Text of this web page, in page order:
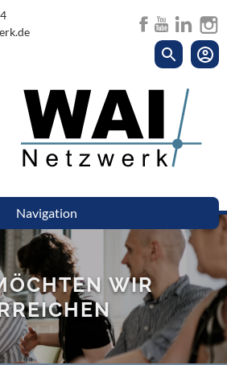
Navigation
WIR